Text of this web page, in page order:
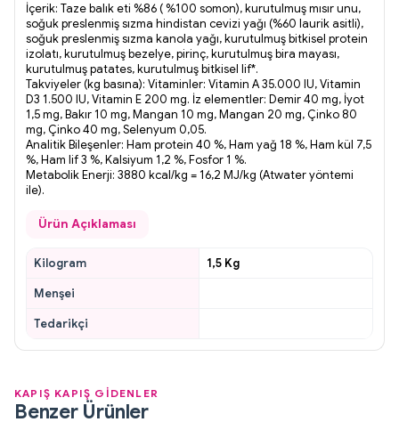
İçerik: Taze balık eti %86 ( %100 somon), kurutulmuş mısır unu,
soğuk preslenmiş sızma hindistan cevizi yağı (%60 laurik asitli),
soğuk preslenmiş sızma kanola yağı, kurutulmuş bitkisel protein
izolatı, kurutulmuş bezelye, pirinç, kurutulmuş bira mayası,
kurutulmuş patates, kurutulmuş bitkisel lif*.
Takviyeler (kg basına): Vitaminler: Vitamin A 35.000 IU, Vitamin
D3 1.500 IU, Vitamin E 200 mg. İz elementler: Demir 40 mg, İyot
1,5 mg, Bakır 10 mg, Mangan 10 mg, Mangan 20 mg, Çinko 80
mg, Çinko 40 mg, Selenyum 0,05.
Analitik Bileşenler: Ham protein 40 %, Ham yağ 18 %, Ham kül 7,5
%, Ham lif 3 %, Kalsiyum 1,2 %, Fosfor 1 %.
Metabolik Enerji: 3880 kcal/kg = 16,2 MJ/kg (Atwater yöntemi
ile).
Ürün Açıklaması
Kilogram
1,5 Kg
Menşei
Tedarikçi
KAPIŞ KAPIŞ GİDENLER
Benzer Ürünler